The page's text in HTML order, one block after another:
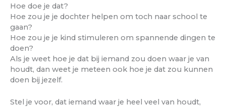
Hoe doe je dat?
Hoe zou je je dochter helpen om toch naar school te
gaan?
Hoe zou je je kind stimuleren om spannende dingen te
doen?
Als je weet hoe je dat bij iemand zou doen waar je van
houdt, dan weet je meteen ook hoe je dat zou kunnen
doen bij jezelf.
Stel je voor, dat iemand waar je heel veel van houdt,